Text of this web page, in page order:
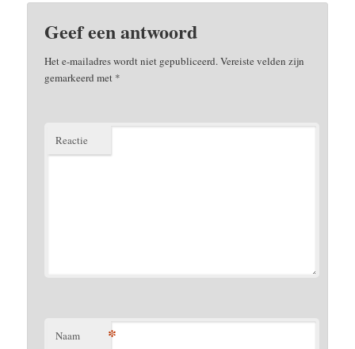
Geef een antwoord
Het e-mailadres wordt niet gepubliceerd.Vereiste velden zijn
gemarkeerd met *
Reactie
Naam *